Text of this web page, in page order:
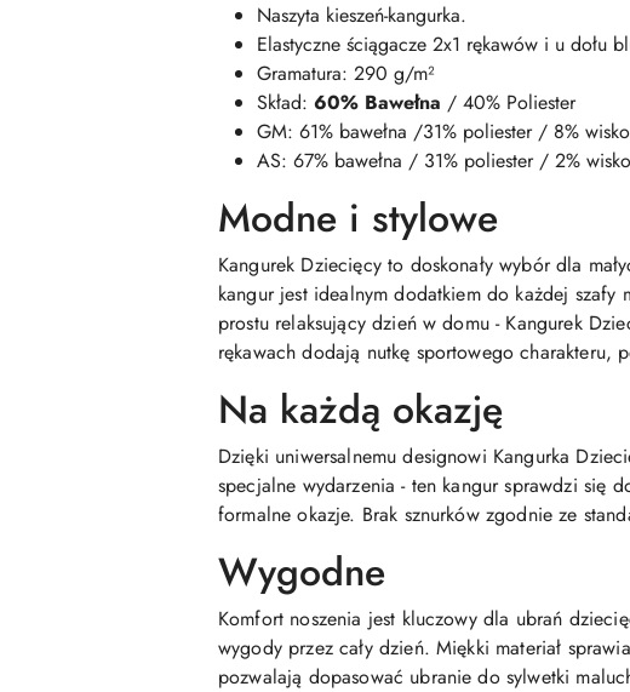
Naszyta kieszeń-kangurka.
Elastyczne ściągacze 2x1 rękawów i u dołu
Gramatura: 290 g/m²
Skład: 60% Bawełna / 40% Poliester
GM: 61% bawełna /31% poliester / 8%
AS: 67% bawełna / 31% poliester / 2%
Modne i stylowe
Kangurek Dziecięcy to doskonały wybór dla
kangur jest idealnym dodatkiem do każdej
prostu relaksujący dzień w domu - Kangurek
rękawach dodają nutkę sportowego charakteru,
Na każdą okazję
Dzięki uniwersalnemu designowi Kangurka
specjalne wydarzenia - ten kangur sprawdzi się
formalne okazje. Brak sznurków zgodnie ze
Wygodne
Komfort noszenia jest kluczowy dla ubrań
wygody przez cały dzień. Miękki materiał
pozwalają dopasować ubranie do sylwetki